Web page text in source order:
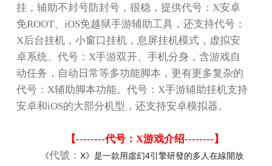
挂，辅助不封号防封号，很稳，提供代号： X安卓
免ROOT 、iOS免越狱手游辅助工具，还支持代号：
X后台挂机，小窗口挂机，息屏挂机模式，虚拟安
卓系统、代号： X手游双开、手机分身，含游戏自
动任务，自动日常等多功能脚本，更有更多复杂的
代号： X辅助脚本功能。代号： X手游辅助挂机支持
安卓和iOS的大部分机型，还支持安卓模拟器。
【--------代号：X游戏介绍--------】
《代號：X》是一款用虛幻4引擎研發的多人在線開放